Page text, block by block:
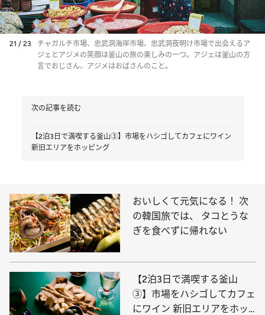
21 / 23
チャガルチ市場、忠武洞海岸市場、忠武洞夜明け市場で出会えるア
ジェとアジメの笑顔は釜山の旅の楽しみの一つ。アジェは釜山の方
言でおじさん、アジメはおばさんのこと。
次の記事を読む
【2泊3日で満喫する釜山③】市場をハシゴしてカフェにワイン
新旧エリアをホッピング
おいしくて元気になる！ 次
の韓国旅では、 タコとうな
ぎを食べずに帰れない
【2泊3日で満喫する釜山
③】市場をハシゴしてカフェ
にワイン 新旧エリアをホッ